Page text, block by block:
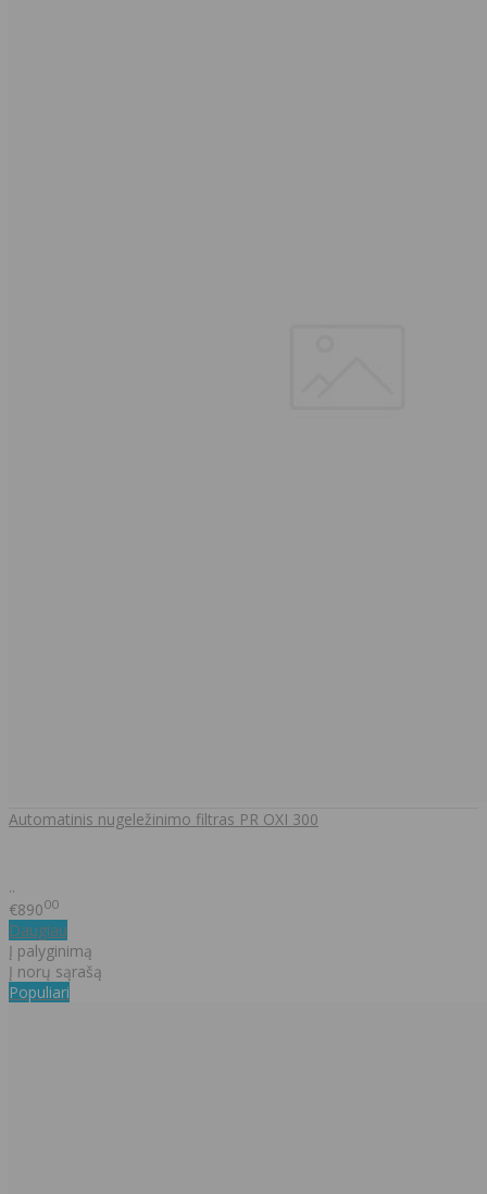
Automatinis nugeležinimo filtras PR OXI 300
..
€89000
Daugiau
Į palyginimą
Į norų sąrašą
Populiari